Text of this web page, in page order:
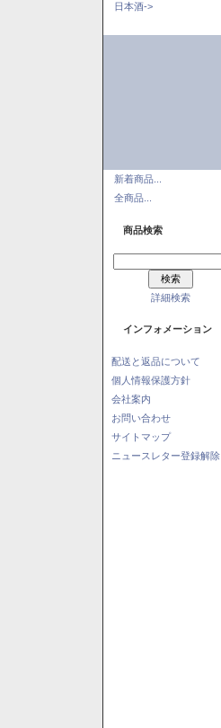
日本酒->
新着商品...
全商品...
商品検索
詳細検索
インフォメーション
配送と返品について
個人情報保護方針
会社案内
お問い合わせ
サイトマップ
ニュースレター登録解除